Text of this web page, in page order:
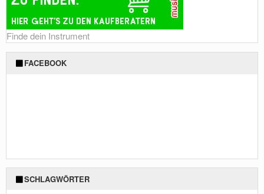
Finde dein Instrument
FACEBOOK
SCHLAGWÖRTER